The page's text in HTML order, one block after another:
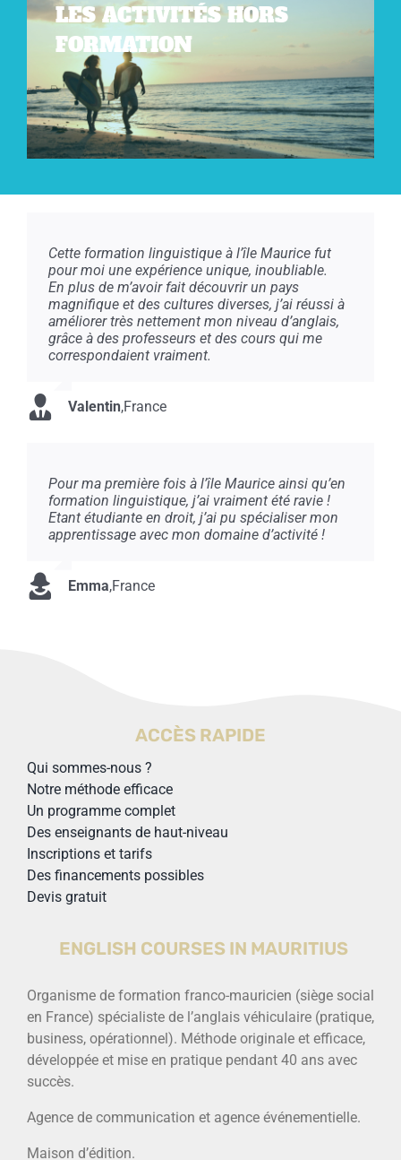
LES ACTIVITÉS HORS
FORMATION
Cette formation linguistique à l’île Maurice fut
pour moi une expérience unique, inoubliable.
En plus de m’avoir fait découvrir un pays
magnifique et des cultures diverses, j’ai réussi à
améliorer très nettement mon niveau d’anglais,
grâce à des professeurs et des cours qui me
correspondaient vraiment.
Valentin,France
Pour ma première fois à l’île Maurice ainsi qu’en
formation linguistique, j’ai vraiment été ravie !
Etant étudiante en droit, j’ai pu spécialiser mon
apprentissage avec mon domaine d’activité !
Emma,France
ACCÈS RAPIDE
Qui sommes-nous ?
Notre méthode efficace
Un programme complet
Des enseignants de haut-niveau
Inscriptions et tarifs
Des financements possibles
Devis gratuit
ENGLISH COURSES IN MAURITIUS
Organisme de formation franco-mauricien (siège social
en France) spécialiste de l’anglais véhiculaire (pratique,
business, opérationnel). Méthode originale et efficace,
développée et mise en pratique pendant 40 ans avec
succès.
Agence de communication et agence événementielle.
Maison d’édition.